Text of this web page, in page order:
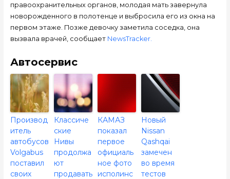
правоохранительных органов, молодая мать завернула
новорожденного в полотенце и выбросила его из окна на
первом этаже. Позже девочку заметила соседка, она
вызвала врачей, сообщает NewsTracker.
Автосервис
Производ
итель
автобусов
Volgabus
поставил
своих
Классиче
ские
Нивы
продолжа
ют
продавать
КАМАЗ
показал
первое
официаль
ное фото
исполинс
Новый
Nissan
Qashqai
замечен
во время
тестов